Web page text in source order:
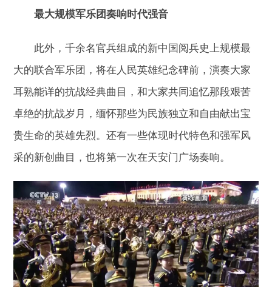
最大规模军乐团奏响时代强音
此外，千余名官兵组成的新中国阅兵史上规模最
大的联合军乐团，将在人民英雄纪念碑前，演奏大家
耳熟能详的抗战经典曲目，和大家共同追忆那段艰苦
卓绝的抗战岁月，缅怀那些为民族独立和自由献出宝
贵生命的英雄先烈。还有一些体现时代特色和强军风
采的新创曲目，也将第一次在天安门广场奏响。